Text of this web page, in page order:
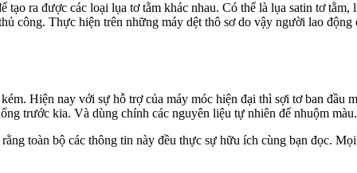
tạo ra được các loại lụa tơ tằm khác nhau. Có thể là lụa satin tơ
công. Thực hiện trên những máy dệt thô sơ do vậy người lao
Hiện nay với sự hỗ trợ của máy móc hiện đại thì sợi tơ ban đầu
trước kia. Và dùng chính các nguyên liệu tự nhiên để nhuộm màu.
toàn bộ các thông tin này đều thực sự hữu ích cùng bạn đọc.